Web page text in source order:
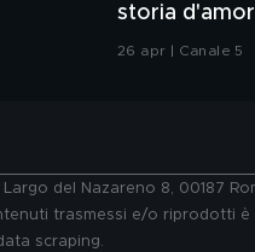
storia
Chiatti"
26 apr | Canale 5
del Nazareno 8, 00187
trasmessi e/o riprodotti
scraping.